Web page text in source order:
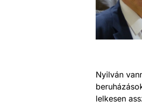
Nyilván
lelkesen